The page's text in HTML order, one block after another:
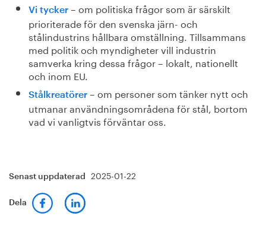
Vi tycker– om politiska frågor som är särskilt
prioriterade för den svenska järn- och
stålindustrins hållbara omställning. Tillsammans
med politik och myndigheter vill industrin
samverka kring dessa frågor – lokalt, nationellt
och inom EU.
Stålkreatörer– om personer som tänker nytt och
utmanar användningsområdena för stål, bortom
vad vi vanligtvis förväntar oss.
Senast uppdaterad 2025-01-22
Dela